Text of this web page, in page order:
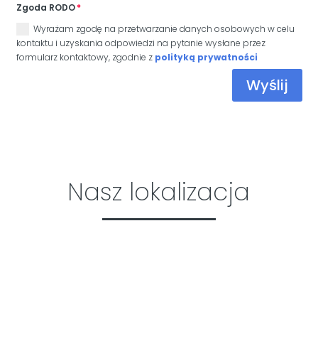
Zgoda RODO
Wyrażam zgodę na przetwarzanie danych osobowych w celu
kontaktu i uzyskania odpowiedzi na pytanie wysłane przez
formularz kontaktowy, zgodnie z polityką prywatności
Wyślij
Nasz lokalizacja